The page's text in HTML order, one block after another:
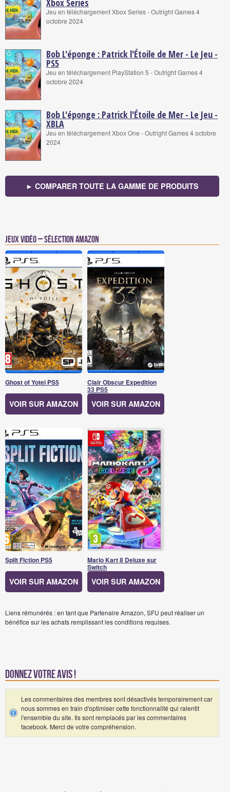
Xbox Series
Jeu en téléchargement Xbox Series - Outright Games 4
octobre 2024
Bob L'éponge : Patrick l'Étoile de Mer - Le Jeu -
PS5
Jeu en téléchargement PlayStation 5 - Outright Games 4
octobre 2024
Bob L'éponge : Patrick l'Étoile de Mer - Le Jeu -
XBLA
Jeu en téléchargement Xbox One - Outright Games 4 octobre
2024
► COMPARER TOUTE LA GAMME DE PRODUITS
Jeux vidéo – Sélection Amazon
Ghost of Yotei PS5
VOIR SUR AMAZON
Clair Obscur Expedition
33 PS5
VOIR SUR AMAZON
Split Fiction PS5
VOIR SUR AMAZON
Mario Kart 8 Deluxe sur
Switch
VOIR SUR AMAZON
Liens rémunérés : en tant que Partenaire Amazon, SFU peut réaliser un
bénéfice sur les achats remplissant les conditions requises.
Donnez votre avis !
Les commentaires des membres sont désactivés temporairement car
nous sommes en train d'optimiser cette fonctionnalité qui ralentit
l'ensemble du site. Ils sont remplacés par les commentaires
facebook. Merci de votre compréhension.